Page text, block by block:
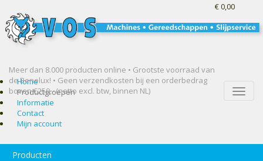
Meer dan 8.000 producten online • Grootste voorraad van
de Benelux! • Geen verzendkosten bij een orderbedrag
boven €250,- (netto excl. btw, binnen NL)
€ 0,00
Toggle
Home
Productgroepen
Informatie
Contact
Mijn account
Producten